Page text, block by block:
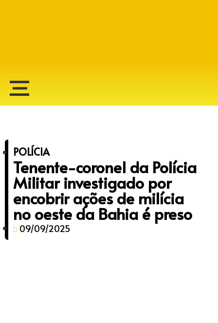
POLÍCIA
Tenente-coronel da Polícia
Militar investigado por
encobrir ações de milícia
no oeste da Bahia é preso
09/09/2025